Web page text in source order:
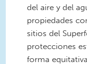
del aire y del
propiedades
sitios del
protecciones
forma